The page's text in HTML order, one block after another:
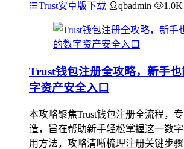
Trust安卓版下载 qbadmin 1.0K
Trust钱包注册全攻略，新手
字资产安全入口
本攻略聚焦Trust钱包注册全流程，
造，旨在帮助新手轻松掌握这一数
用方法，攻略清晰梳理注册关键步